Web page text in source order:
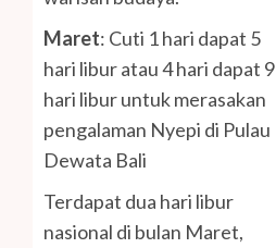
Maret: Cuti 1 hari dapat 5
hari libur atau 4 hari dapat 9
hari libur untuk merasakan
pengalaman Nyepi di Pulau
Dewata Bali
Terdapat dua hari libur
nasional di bulan Maret,